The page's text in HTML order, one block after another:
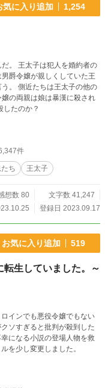
気に入り追加 1,254
約者の
爵令嬢が親しくしていた王
の他の
の両親は娘は暴漢に殺され
女を殺したのか？
件
ち 王太子
想数 80
文字数 41,247
登録日 2023.09.17
お気に入り追加 519
転生していました。～
インでも悪役令嬢でもない
公は意気込むのだった― タイトルを少し変更しました。